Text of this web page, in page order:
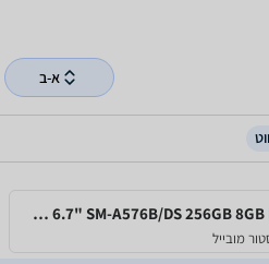
א-ב
סמסונג גלקסי Samsung Galaxy A57 5G 6.7" SM-A576B/DS 256GB 8GB RAM
מובייל